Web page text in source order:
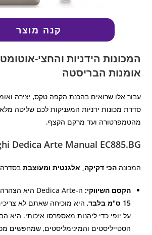
קנה מוצר
המכונות הידניות והחצי-
אומנות הבריסטה
עבור אלו שרואים בהכנת הקפה טקס, יצירה
סדרת מכונות ידניות המעניקות לכם שליטה
מהטמפרטורה ועד מרקם הקצף.
Dedica Arte Manual EC885.BG
המכונההכי דקיקה, אלגנטית ומעוצבת בסדרה
הקסם השיווקי: ה-Dedica Arte היא הצהרה עיצובית. ברוחב של
15 ס"מ בלבד
, היא מוכיחה שאתם לא
על יופי כדי ליהנות מאספרסו איכותי. היא
הסטייליסטים והמינימליסטים, שמחפשים